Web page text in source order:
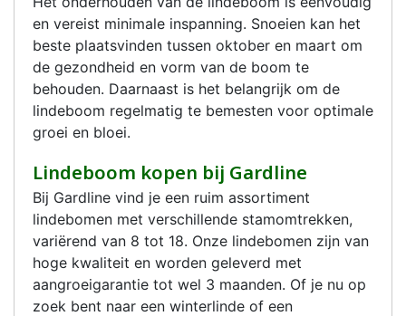
en vereist minimale inspanning. Snoeien kan het
beste plaatsvinden tussen oktober en maart om
de gezondheid en vorm van de boom te
behouden. Daarnaast is het belangrijk om de
lindeboom regelmatig te bemesten voor optimale
groei en bloei.
Lindeboom kopen bij Gardline
Bij Gardline vind je een ruim assortiment
lindebomen met verschillende stamomtrekken,
variërend van 8 tot 18. Onze lindebomen zijn van
hoge kwaliteit en worden geleverd met
aangroeigarantie tot wel 3 maanden. Of je nu op
zoek bent naar een winterlinde of een